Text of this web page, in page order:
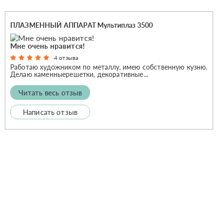
ПЛАЗМЕННЫЙ АППАРАТ Мультиплаз 3500
Мне очень нравится!
4 отзыва
Работаю художником по металлу, имею собственную кузню.
Делаю каменныерешетки, декоративные...
Читать весь отзыв
Написать отзыв